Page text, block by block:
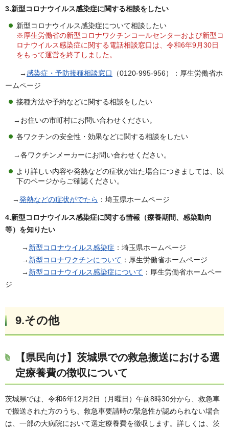
3.新型コロナウイルス感染症に関する相談をしたい
新型コロナウイルス感染症について相談したい
※厚生労働省の新型コロナワクチンコールセンターおよび新型コ
ロナウイルス感染症に関する電話相談窓口は、令和6年9月30日
をもって運営を終了しました。
→感染症・予防接種相談窓口
（0120-995-956）：厚生労働省ホ
ームページ
接種方法や予約などに関する相談をしたい
→お住いの市町村にお問い合わせください。
各ワクチンの安全性・効果などに関する相談をしたい
→各ワクチンメーカーにお問い合わせください。
より詳しい内容や発熱などの症状が出た場合につきましては、以
下のページからご確認ください。
→発熱などの症状がでたら ：埼玉県ホームページ
4.新型コロナウイルス感染症に関する情報（療養期間、感染動向
等）を知りたい
→ 新型コロナウイルス感染症 ：埼玉県ホームページ
→ 新型コロナワクチンについて ：厚生労働省ホームページ
→ 新型コロナウイルス感染症について ：厚生労働省ホームペー
ジ
9.その他
【県民向け】茨城県での救急搬送における選
定療養費の徴収について
茨城県では、令和6年12月2日（月曜日）午前8時30分から、救急車
で搬送された方のうち、救急車要請時の緊急性が認められない場合
は、一部の大病院において選定療養費を徴収します。詳しくは、茨